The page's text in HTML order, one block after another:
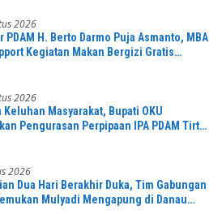
2026
PDAM H. Berto Darmo Puja Asmanto, MBA
Kegiatan Makan Bergizi Gratis
2026
Keluhan Masyarakat, Bupati OKU
Pengurasan Perpipaan IPA PDAM Tirta
2026
Dua Hari Berakhir Duka, Tim Gabungan
Mulyadi Mengapung di Danau